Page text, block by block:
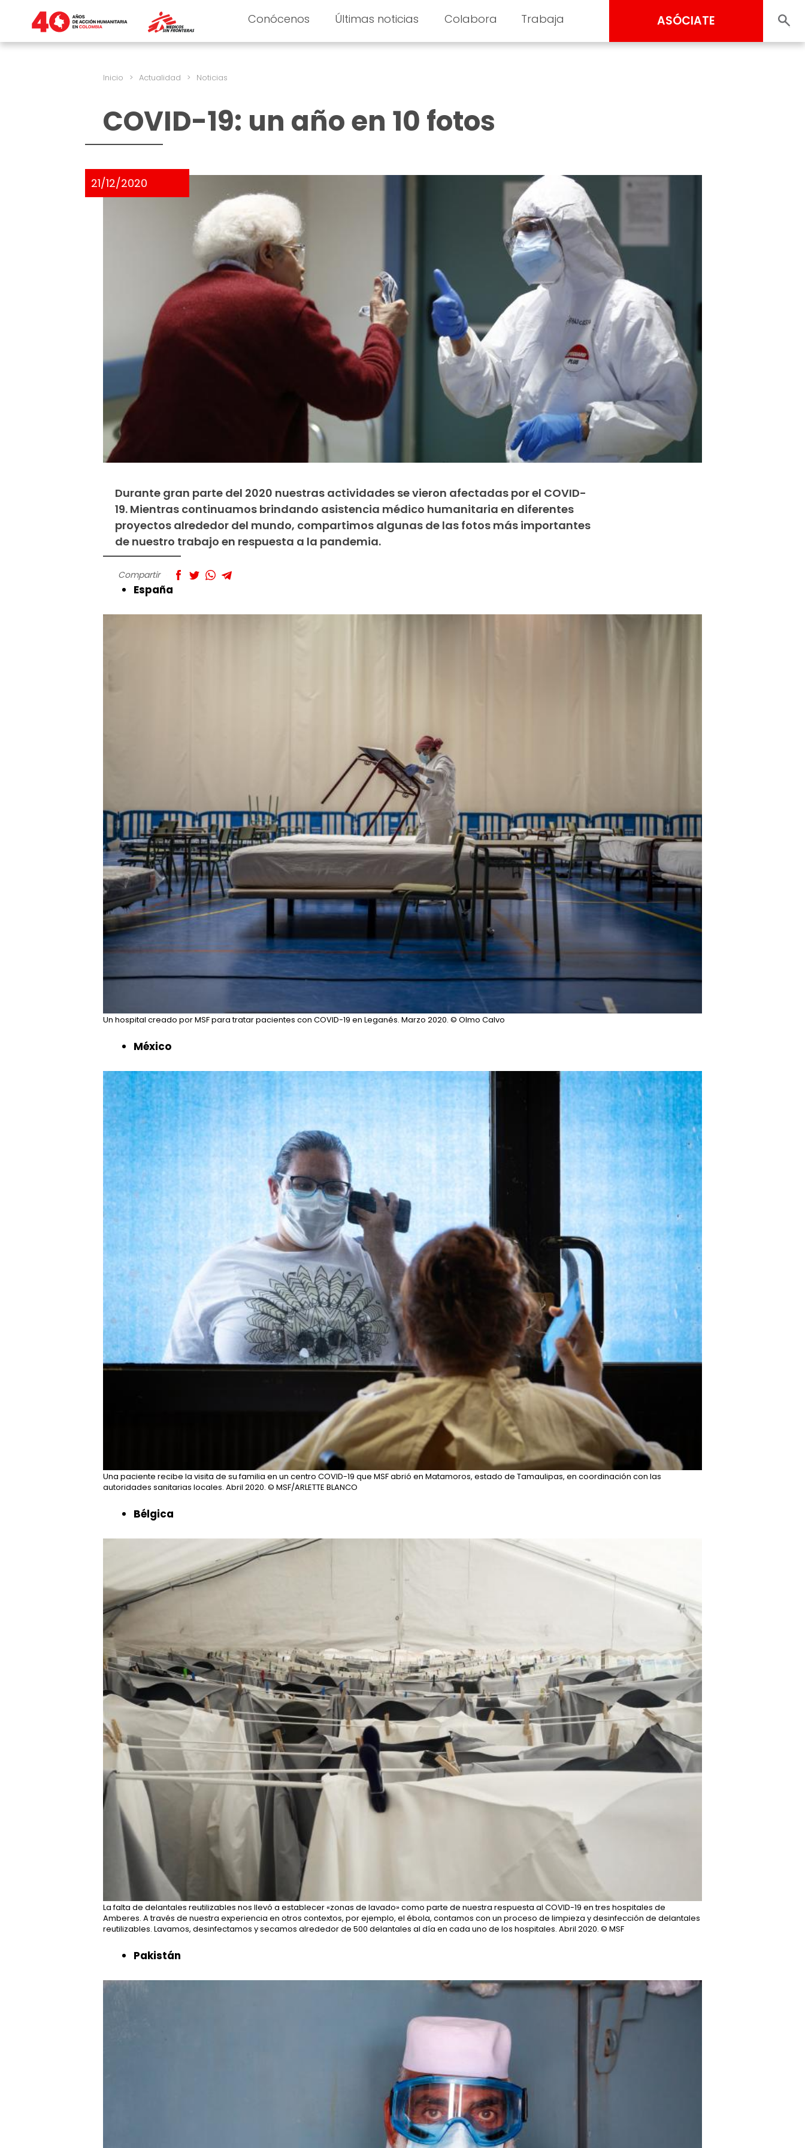
Conócenos Últimas noticias Colabora Trabaja ASÓCIATE
Inicio > Actualidad > Noticias
COVID-19: un año en 10 fotos
21/12/2020
Durante gran parte del 2020 nuestras actividades se vieron afectadas por el COVID-
19. Mientras continuamos brindando asistencia médico humanitaria en diferentes
proyectos alrededor del mundo, compartimos algunas de las fotos más importantes
de nuestro trabajo en respuesta a la pandemia.
Compartir
España
Un hospital creado por MSF para tratar pacientes con COVID-19 en Leganés. Marzo 2020. © Olmo Calvo
México
Una paciente recibe la visita de su familia en un centro COVID-19 que MSF abrió en Matamoros, estado de Tamaulipas, en coordinación con las
autoridades sanitarias locales. Abril 2020. © MSF/ARLETTE BLANCO
Bélgica
La falta de delantales reutilizables nos llevó a establecer «zonas de lavado» como parte de nuestra respuesta al COVID-19 en tres hospitales de
Amberes. A través de nuestra experiencia en otros contextos, por ejemplo, el ébola, contamos con un proceso de limpieza y desinfección de delantales
reutilizables. Lavamos, desinfectamos y secamos alrededor de 500 delantales al día en cada uno de los hospitales. Abril 2020. © MSF
Pakistán